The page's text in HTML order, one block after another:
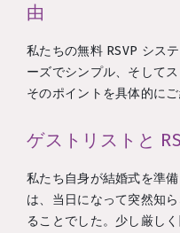
由
私たちの無料 RSVP シス
ーズでシンプル、そして
そのポイントを具体的にご
ゲストリストと
私たち自身が結婚式を準
は、当日になって突然知
ることでした。少し厳し